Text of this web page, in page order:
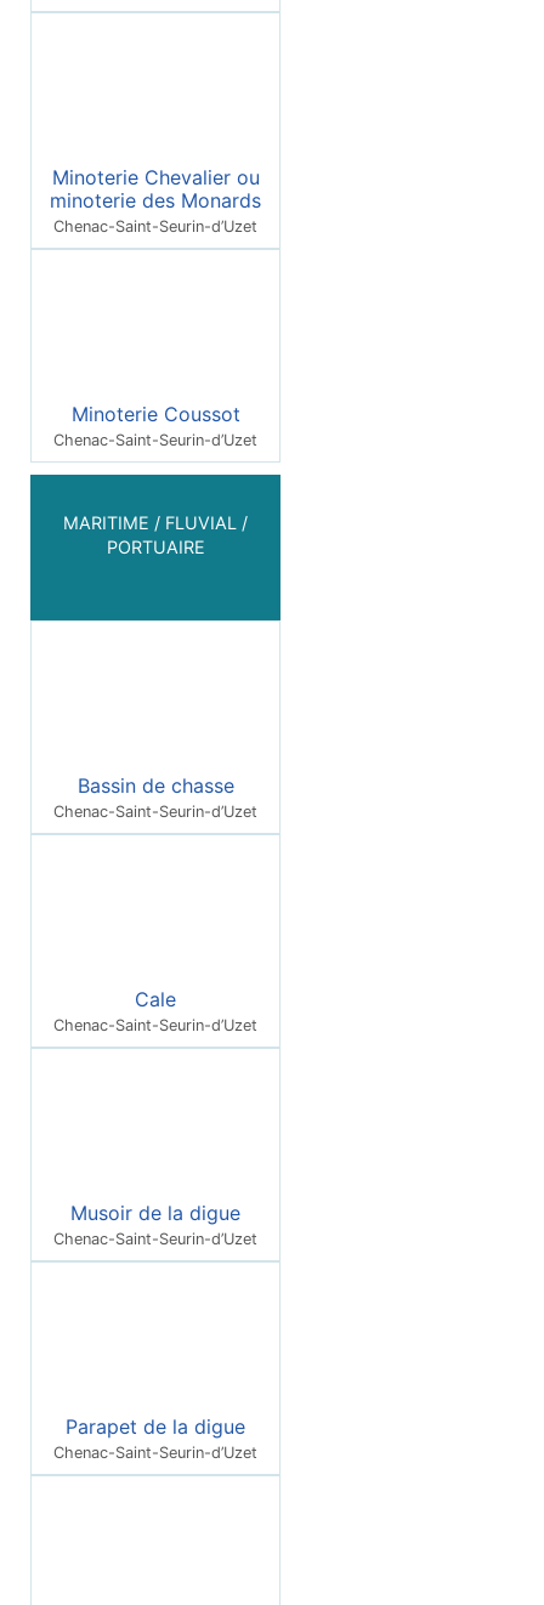
Minoterie Chevalier ou
minoterie des Monards
Chenac-Saint-Seurin-d’Uzet
Minoterie Coussot
Chenac-Saint-Seurin-d’Uzet
MARITIME / FLUVIAL /
PORTUAIRE
Bassin de chasse
Chenac-Saint-Seurin-d’Uzet
Cale
Chenac-Saint-Seurin-d’Uzet
Musoir de la digue
Chenac-Saint-Seurin-d’Uzet
Parapet de la digue
Chenac-Saint-Seurin-d’Uzet